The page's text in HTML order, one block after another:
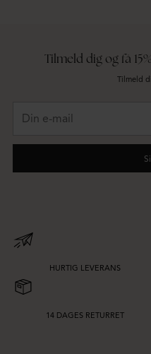
Tilmeld dig og få
Tilmeld
HURTIG LEVERANS
14 DAGES RETURRET